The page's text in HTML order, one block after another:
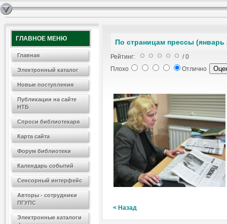
ГЛАВНОЕ МЕНЮ
Главная
Электронный каталог
Новые поступления
Публикации на сайте
НТБ
Спроси библиотекаря
Карта сайта
Форум библиотеки
Календарь событий
Сенсорный интерфейс
Авторы - сотрудники
ПГУПС
Электронные каталоги
По страницам прессы (январь
Рейтинг:
/ 0
Плохо
Отлично
< Назад